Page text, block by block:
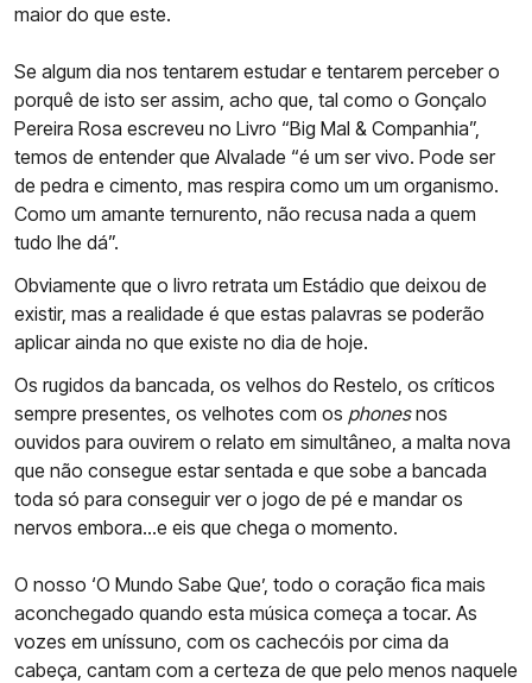
maior do que este.
Se algum dia nos tentarem estudar e tentarem perceber o
porquê de isto ser assim, acho que, tal como o Gonçalo
Pereira Rosa escreveu no Livro “Big Mal & Companhia”,
temos de entender que Alvalade “é um ser vivo. Pode ser
de pedra e cimento, mas respira como um um organismo.
Como um amante ternurento, não recusa nada a quem
tudo lhe dá”.
Obviamente que o livro retrata um Estádio que deixou de
existir, mas a realidade é que estas palavras se poderão
aplicar ainda no que existe no dia de hoje.
Os rugidos da bancada, os velhos do Restelo, os críticos
sempre presentes, os velhotes com os phonesnos
ouvidos para ouvirem o relato em simultâneo, a malta nova
que não consegue estar sentada e que sobe a bancada
toda só para conseguir ver o jogo de pé e mandar os
nervos embora...e eis que chega o momento.
O nosso ‘O Mundo Sabe Que’, todo o coração fica mais
aconchegado quando esta música começa a tocar. As
vozes em uníssuno, com os cachecóis por cima da
cabeça, cantam com a certeza de que pelo menos naquele